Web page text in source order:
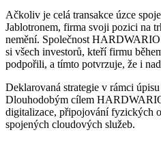
Ačkoliv je celá transakce úzce
Jablotronem, firma svoji pozici na
nemění. Společnost HARDWARIO
si všech investorů, kteří firmu
podpořili, a tímto potvrzuje, že i
Deklarovaná strategie v rámci
Dlouhodobým cílem
digitalizace, připojování fyzických
spojených cloudových služeb.